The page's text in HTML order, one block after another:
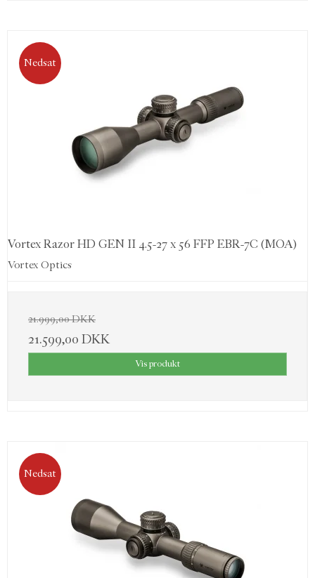
Nedsat
Vortex Razor HD GEN II 4.5-27 x 56 FFP EBR-7C (MOA)
Vortex Optics
21.999,00 DKK
21.599,00 DKK
Vis produkt
Nedsat